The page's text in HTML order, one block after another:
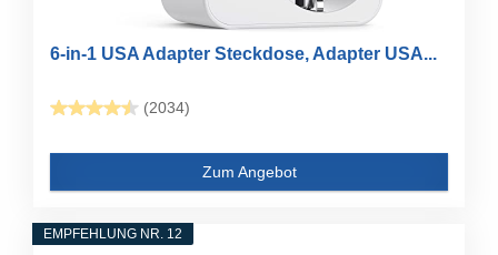
6-in-1 USA Adapter Steckdose, Adapter USA...
(2034)
Zum Angebot
EMPFEHLUNG NR. 12